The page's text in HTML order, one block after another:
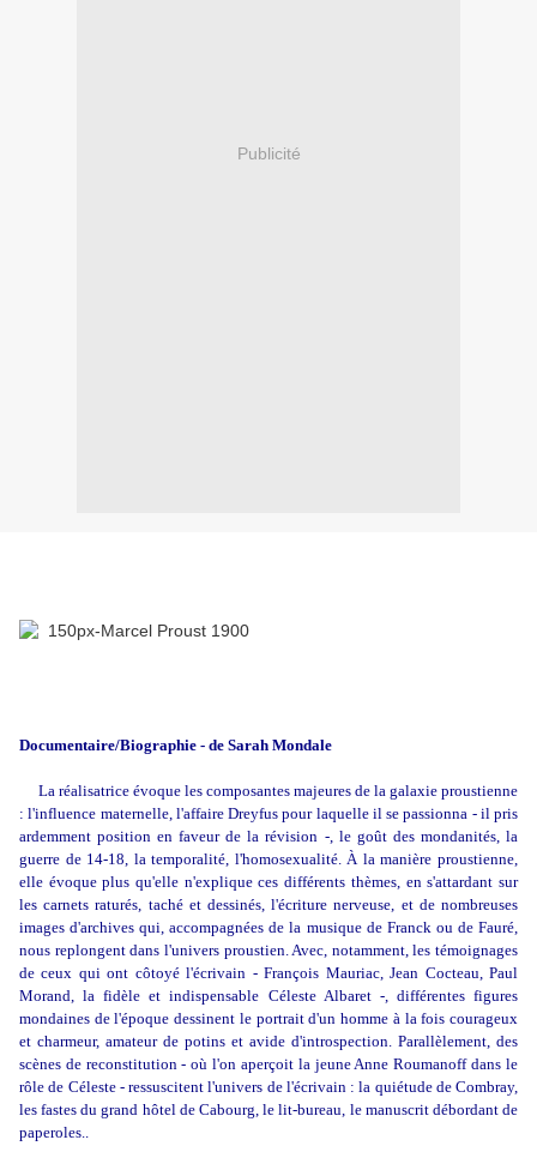
Publicité
Documentaire/Biographie - de Sarah Mondale
La réalisatrice évoque les composantes majeures de la galaxie proustienne
: l'influence maternelle, l'affaire Dreyfus pour laquelle il se passionna - il pris
ardemment position en faveur de la révision -, le goût des mondanités, la
guerre de 14-18, la temporalité, l'homosexualité. À la manière proustienne,
elle évoque plus qu'elle n'explique ces différents thèmes, en s'attardant sur
les carnets raturés, taché et dessinés, l'écriture nerveuse, et de nombreuses
images d'archives qui, accompagnées de la musique de Franck ou de Fauré,
nous replongent dans l'univers proustien. Avec, notamment, les témoignages
de ceux qui ont côtoyé l'écrivain - François Mauriac, Jean Cocteau, Paul
Morand, la fidèle et indispensable Céleste Albaret -, différentes figures
mondaines de l'époque dessinent le portrait d'un homme à la fois courageux
et charmeur, amateur de potins et avide d'introspection. Parallèlement, des
scènes de reconstitution - où l'on aperçoit la jeune Anne Roumanoff dans le
rôle de Céleste - ressuscitent l'univers de l'écrivain : la quiétude de Combray,
les fastes du grand hôtel de Cabourg, le lit-bureau, le manuscrit débordant de
paperoles..